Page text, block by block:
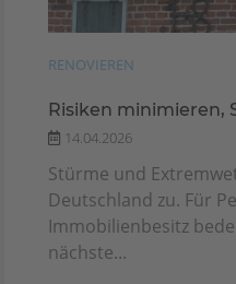
RENOVIEREN
Risiken minimieren,
14.04.2026
Stürme und
Deutschland zu. Für
Immobilienbesitz
nächste...